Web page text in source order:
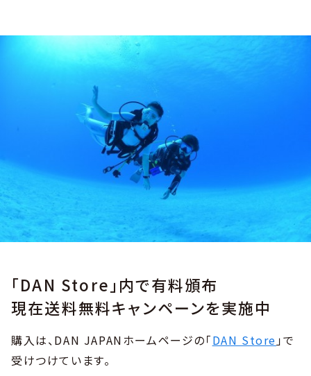
「DAN Store」内で有料頒布
現在送料無料キャンペーンを実施中
購入は、DAN JAPANホームページの「DAN Store」で
受けつけています。